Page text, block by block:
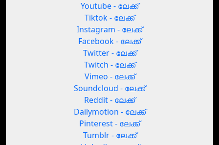
Youtube - ലേക്ക്
Tiktok - ലേക്ക്
Instagram - ലേക്ക്
Facebook - ലേക്ക്
Twitter - ലേക്ക്
Twitch - ലേക്ക്
Vimeo - ലേക്ക്
Soundcloud - ലേക്ക്
Reddit - ലേക്ക്
Dailymotion - ലേക്ക്
Pinterest - ലേക്ക്
Tumblr - ലേക്ക്